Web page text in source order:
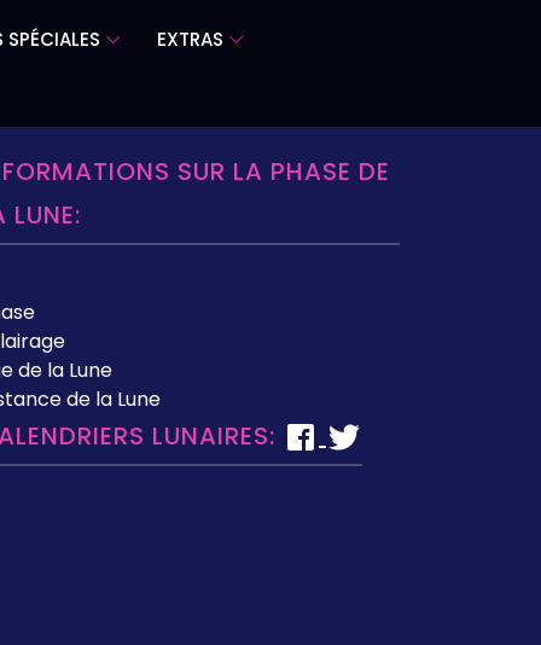
SPÉCIALES EXTRAS
SUR LA PHASE DE
LUNE:
de la Lune
de la Lune
LUNAIRES: